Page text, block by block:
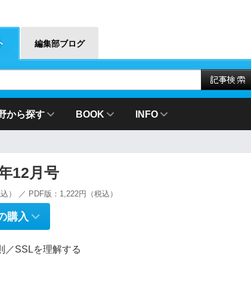
編集部ブログ
から探す BOOK INFO
12月号
） ／ PDF版：1,222円（税込）
購入
／SSLを理解する